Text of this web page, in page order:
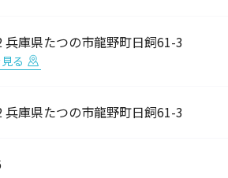
兵庫県たつの市龍野町日飼61-3
る
兵庫県たつの市龍野町日飼61-3